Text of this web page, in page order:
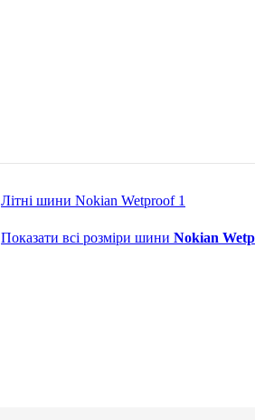
Літні шини Nokian Wetproof 1
Показати всі розміри шини Nokian